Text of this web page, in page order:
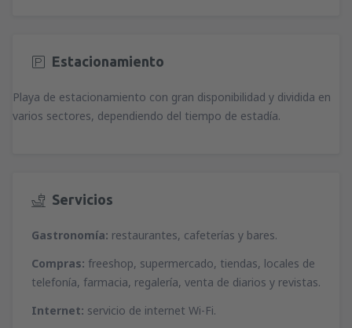
Estacionamiento
Playa de estacionamiento con gran disponibilidad y dividida en
varios sectores, dependiendo del tiempo de estadía.
Servicios
Gastronomía: restaurantes, cafeterías y bares.
Compras: freeshop, supermercado, tiendas, locales de
telefonía, farmacia, regalería, venta de diarios y revistas.
Internet: servicio de internet Wi-Fi.